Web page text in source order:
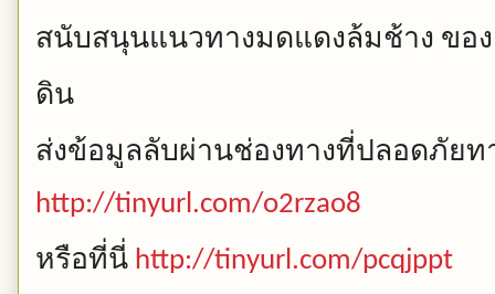
สนับสนุนแนวทางมดแดงล้มช้าง ของ
ดิน
ส่งข้อมูลลับผ่านช่องทางที่ปลอดภัยท
http://tinyurl.com/o2rzao8
หรือที่นี่ http://tinyurl.com/pcqjppt